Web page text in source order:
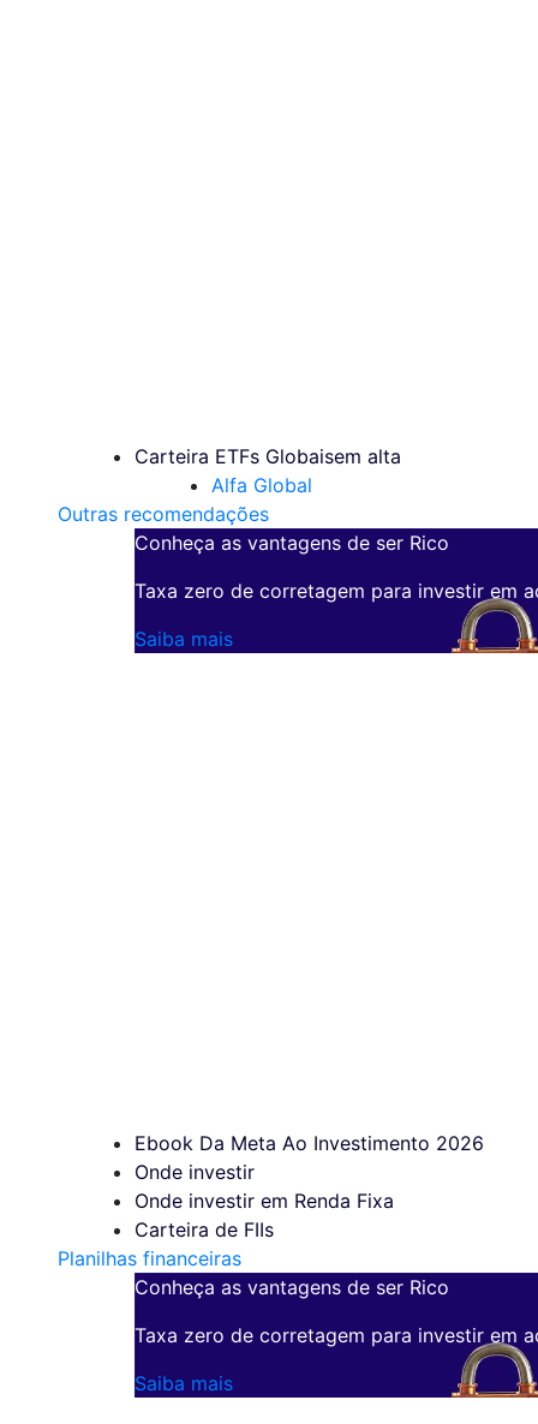
Carteira ETFs Globaisem alta
Alfa Global
Outras recomendações
Conheça as vantagens de ser Rico
Taxa zero de corretagem para investir em
Saiba mais
Ebook Da Meta Ao Investimento 2026
Onde investir
Onde investir em Renda Fixa
Carteira de FIIs
Planilhas financeiras
Conheça as vantagens de ser Rico
Taxa zero de corretagem para investir em
Saiba mais